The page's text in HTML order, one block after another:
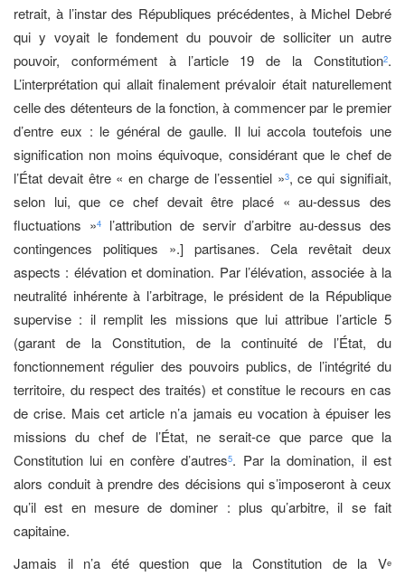
retrait, à l’instar des Républiques précédentes, à Michel Debré
qui y voyait le fondement du pouvoir de solliciter un autre
pouvoir, conformément à l’article 19 de la Constitution2.
L’interprétation qui allait finalement prévaloir était naturellement
celle des détenteurs de la fonction, à commencer par le premier
d’entre eux : le général de gaulle. Il lui accola toutefois une
signification non moins équivoque, considérant que le chef de
l’État devait être « en charge de l’essentiel »3, ce qui signifiait,
selon lui, que ce chef devait être placé « au-dessus des
fluctuations »4
l’attribution de servir d’arbitre au-dessus des
contingences politiques ».] partisanes. Cela revêtait deux
aspects : élévation et domination. Par l’élévation, associée à la
neutralité inhérente à l’arbitrage, le président de la République
supervise : il remplit les missions que lui attribue l’article 5
(garant de la Constitution, de la continuité de l’État, du
fonctionnement régulier des pouvoirs publics, de l’intégrité du
territoire, du respect des traités) et constitue le recours en cas
de crise. Mais cet article n’a jamais eu vocation à épuiser les
missions du chef de l’État, ne serait-ce que parce que la
Constitution lui en confère d’autres5. Par la domination, il est
alors conduit à prendre des décisions qui s’imposeront à ceux
qu’il est en mesure de dominer : plus qu’arbitre, il se fait
capitaine.
Jamais il n’a été question que la Constitution de la Ve